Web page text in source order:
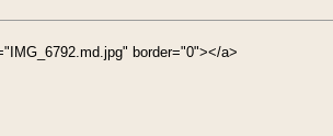
border="0"></a>